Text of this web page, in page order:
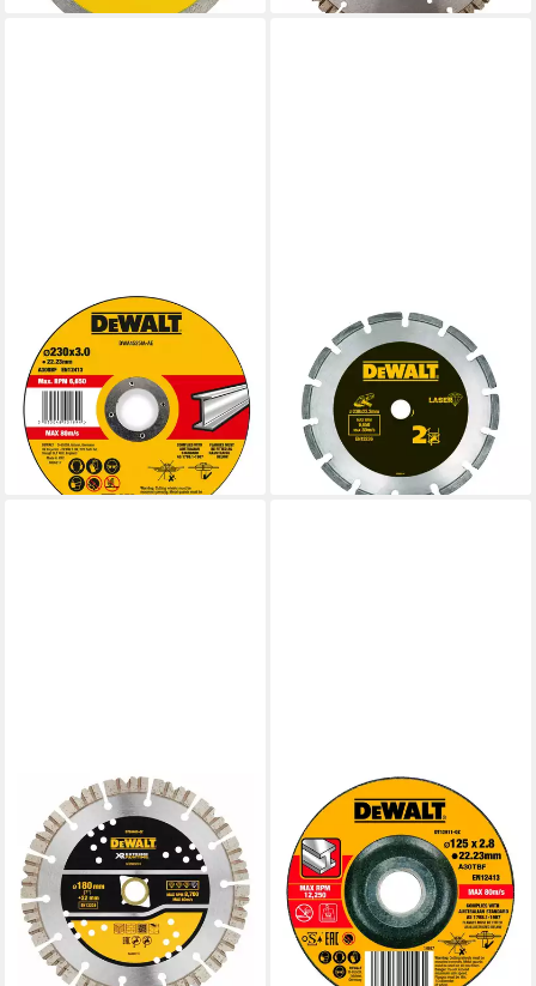
DEWALT
Trennscheibe DEWALT High
Performance Trennscheibe
230x3x22,23mm Metall Typ
42 (gekr
13,97 €
lieferbar - in 3-4 Werktagen bei dir
Trennscheiben DEWALT
Diamanttrennscheibe
LaserHP2 230 mm DT3773-
XJ
102,70 €
lieferbar - in 3-4 Werktagen bei dir
Trennscheiben DEWALT XR
EXTREME RUNTIME
Diamanttrennscheibe
58,57 €
lieferbar - in 3-4 Werktagen bei dir